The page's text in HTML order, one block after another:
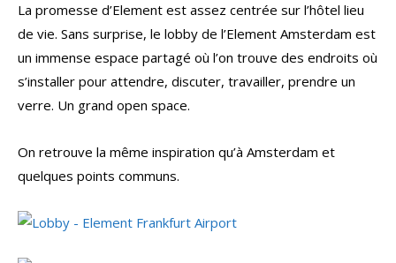
La promesse d’Element est assez centrée sur l’hôtel lieu
de vie. Sans surprise, le lobby de l’Element Amsterdam est
un immense espace partagé où l’on trouve des endroits où
s’installer pour attendre, discuter, travailler, prendre un
verre. Un grand open space.
On retrouve la même inspiration qu’à Amsterdam et
quelques points communs.